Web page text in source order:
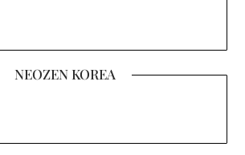
NEOZEN KOREA